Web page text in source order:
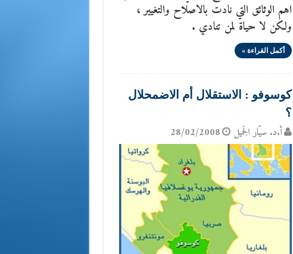
اهم الوثائق التي نادت بالاصلاح والتغيير ،
ولكن لا حياة لمن تنادي .
أكمل القراءة »
كوسوفو : الاستقلال أم الاضمحلال
؟
أ.د. سيّار الجَميل 28/02/2008